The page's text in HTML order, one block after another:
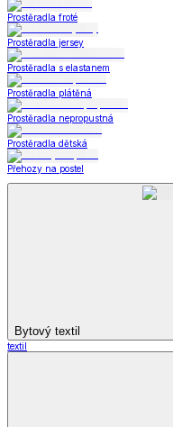
Prostěradla froté
Prostěradla jersey
Prostěradla s elastanem
Prostěradla plátěná
Prostěradla nepropustná
Prostěradla dětská
Přehozy na postel
Bytový textil
textil